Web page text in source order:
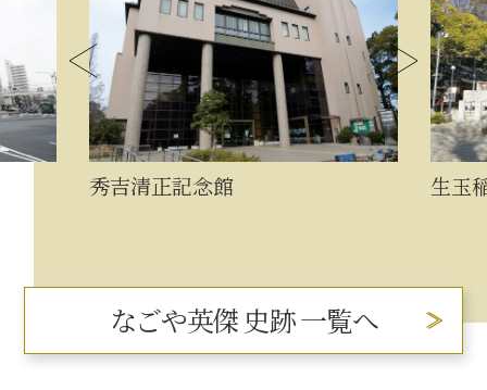
秀吉清正記念館 生玉
なごや英傑 史跡 一覧へ